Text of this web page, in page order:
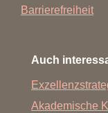
Barrierefreiheit
Auch
Akademische